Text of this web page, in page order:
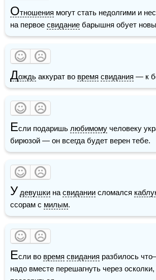
Отношения могут стать недолгими и
на первое свидание барышня обует
Дождь аккурат во время свидания — к
Если подаришь любимому человеку
бирюзой — он всегда будет верен тебе.
У девушки на свидании сломался
ссорам с милым.
Если во время свидания разбилось
надо вместе перешагнуть через